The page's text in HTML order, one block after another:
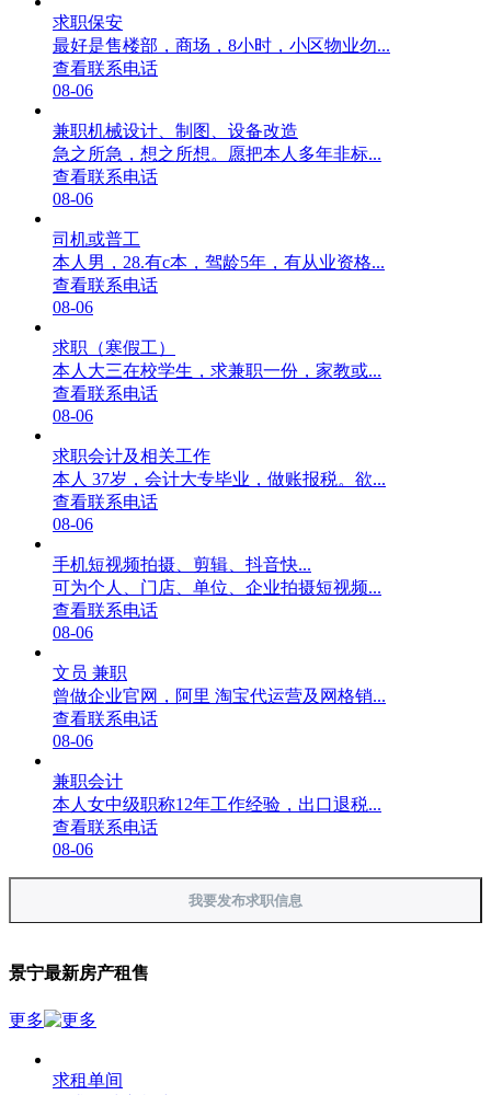
求职保安
最好是售楼部，商场，8小时，小区物业勿...
查看联系电话
08-06
兼职机械设计、制图、设备改造
急之所急，想之所想。愿把本人多年非标...
查看联系电话
08-06
司机或普工
本人男，28.有c本，驾龄5年，有从业资格...
查看联系电话
08-06
求职（寒假工）
本人大三在校学生，求兼职一份，家教或...
查看联系电话
08-06
求职会计及相关工作
本人 37岁，会计大专毕业，做账报税。欲...
查看联系电话
08-06
手机短视频拍摄、剪辑、抖音快...
可为个人、门店、单位、企业拍摄短视频...
查看联系电话
08-06
文员 兼职
曾做企业官网，阿里 淘宝代运营及网格销...
查看联系电话
08-06
兼职会计
本人女中级职称12年工作经验，出口退税...
查看联系电话
08-06
我要发布求职信息
景宁最新房产租售
更多
求租单间